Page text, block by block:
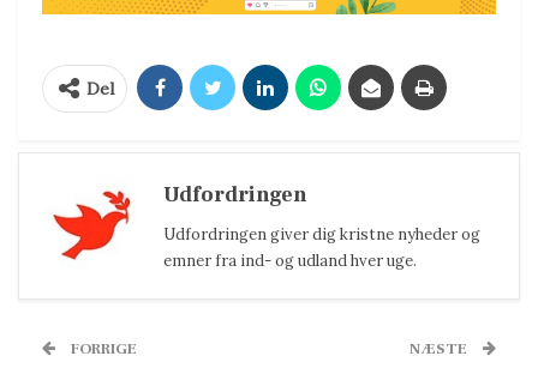
Del
Udfordringen
Udfordringen giver dig kristne nyheder og
emner fra ind- og udland hver uge.
FORRIGE NÆSTE